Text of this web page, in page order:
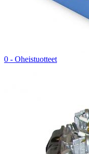
0 - Oheistuotteet